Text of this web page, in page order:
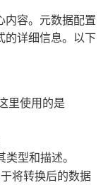
内容。元数据配置
的详细信息。以下
里使用的是
型和描述。
将转换后的数据